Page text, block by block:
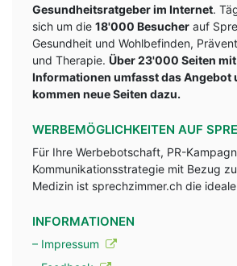
Gesundheitsratgeber im Internet.
sich um die 18'000 Besucher auf
Gesundheit und Wohlbefinden,
und Therapie. Über 23'000 Seiten
Informationen umfasst das Angebot
kommen neue Seiten dazu.
WERBEMÖGLICHKEITEN AUF
Für Ihre Werbebotschaft, PR-
Kommunikationsstrategie mit Bezug
Medizin ist sprechzimmer.ch die
INFORMATIONEN
– Impressum